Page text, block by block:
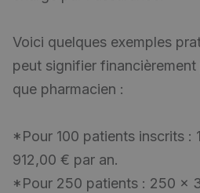
Voici quelques exemples
peut signifier
que pharmacien :
*Pour 100 patients inscrits :
912,00 € par an.
*Pour 250 patients : 250 ×